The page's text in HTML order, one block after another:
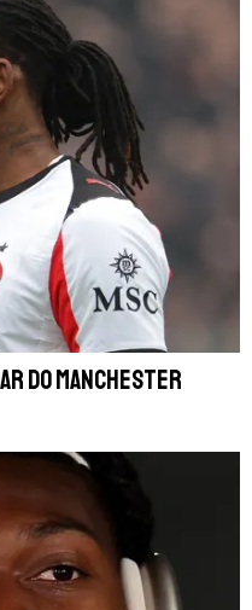
do Manchester